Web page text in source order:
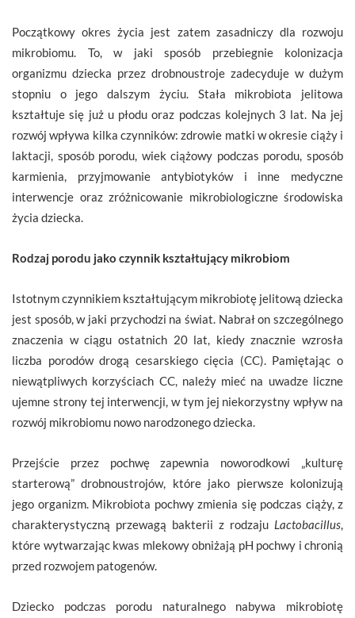
Początkowy okres życia jest zatem zasadniczy dla rozwoju
mikrobiomu. To, w jaki sposób przebiegnie kolonizacja
organizmu dziecka przez drobnoustroje zadecyduje w dużym
stopniu o jego dalszym życiu. Stała mikrobiota jelitowa
kształtuje się już u płodu oraz podczas kolejnych 3 lat. Na jej
rozwój wpływa kilka czynników: zdrowie matki w okresie ciąży i
laktacji, sposób porodu, wiek ciążowy podczas porodu, sposób
karmienia, przyjmowanie antybiotyków i inne medyczne
interwencje oraz zróżnicowanie mikrobiologiczne środowiska
życia dziecka.
Rodzaj porodu jako czynnik kształtujący mikrobiom
Istotnym czynnikiem kształtującym mikrobiotę jelitową dziecka
jest sposób, w jaki przychodzi na świat. Nabrał on szczególnego
znaczenia w ciągu ostatnich 20 lat, kiedy znacznie wzrosła
liczba porodów drogą cesarskiego cięcia (CC). Pamiętając o
niewątpliwych korzyściach CC, należy mieć na uwadze liczne
ujemne strony tej interwencji, w tym jej niekorzystny wpływ na
rozwój mikrobiomu nowo narodzonego dziecka.
Przejście przez pochwę zapewnia noworodkowi „kulturę
starterową” drobnoustrojów, które jako pierwsze kolonizują
jego organizm. Mikrobiota pochwy zmienia się podczas ciąży, z
charakterystyczną przewagą bakterii z rodzaju Lactobacillus
które wytwarzając kwas mlekowy obniżają pH pochwy i chronią
przed rozwojem patogenów.
Dziecko podczas porodu naturalnego nabywa mikrobiotę